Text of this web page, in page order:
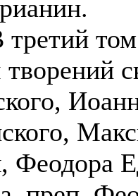
Феодора